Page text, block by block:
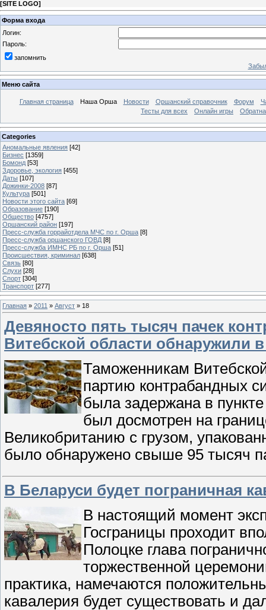
[SITE LOGO]
Форма входа
Логин:
Пароль:
запомнить
Меню сайта
Главная страница Наша Орша Новости Оршанский справочник Форум
Тесты для всех
Онлайн игры
Categories
Аномальные явления [42]
Бизнес [1359]
Бомонд [53]
Здоровье, экология [455]
Даты [107]
Дожинки-2008 [87]
Культура [501]
Новости этого сайта [69]
Образование [190]
Общество [4757]
Оршанский район [197]
Пресс-служба горрайотдела МЧС по г. Орша [8]
Пресс-служба оршанского ГОВД [8]
Пресс-служба ИМНС РБ по г. Орша [51]
Проиcшествия, криминал [638]
Связь [80]
Слухи [28]
Спорт [304]
Транспорт [277]
Главная » 2011 » Август » 18
Девяносто пять тысяч пачек
Витебской области обнаружили
Таможенникам
партию контрабандных
была задержана в
был досмотрен на
Великобританию с грузом,
было обнаружено свыше 95 тысяч
В Беларуси будет пограничная
В настоящий момент
Госграницы проходит
Полоцке глава
торжественной
практика, намечаются
кавалерия будет существовать и